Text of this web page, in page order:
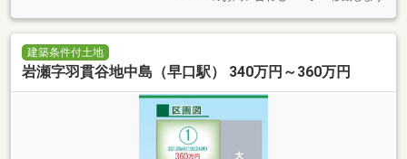
建築条件付土地
岩瀬字羽貫谷地中島（早口駅） 340万円～360万円